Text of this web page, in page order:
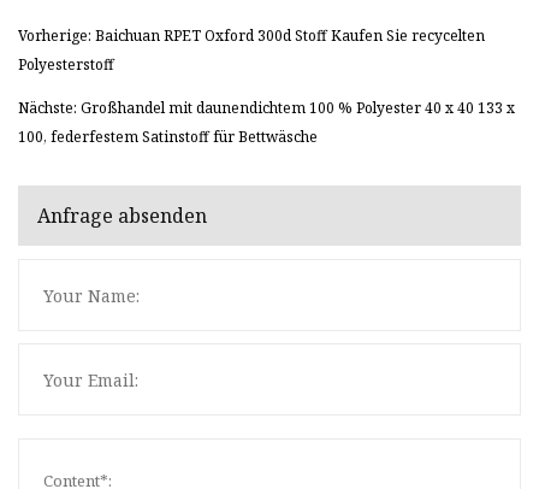
Vorherige: Baichuan RPET Oxford 300d Stoff Kaufen Sie recycelten
Polyesterstoff
Nächste: Großhandel mit daunendichtem 100 % Polyester 40 x 40 133 x
100, federfestem Satinstoff für Bettwäsche
Anfrage absenden